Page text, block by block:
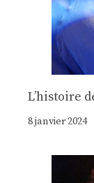
Lʼhistoire
8 janvier 2024